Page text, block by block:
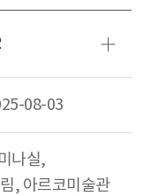
08-03
나실,
, 아르코미술관